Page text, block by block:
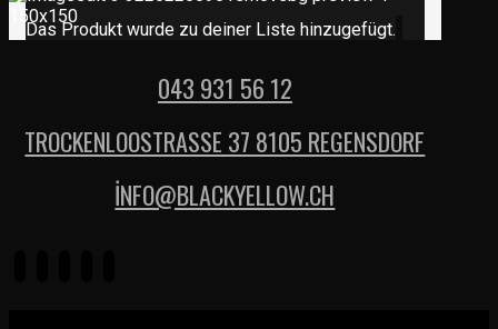
Das Produkt wurde zu deiner Liste hinzugefügt.
043 931 56 12
TROCKENLOOSTRASSE 37 8105 REGENSDORF
İNFO@BLACKYELLOW.CH